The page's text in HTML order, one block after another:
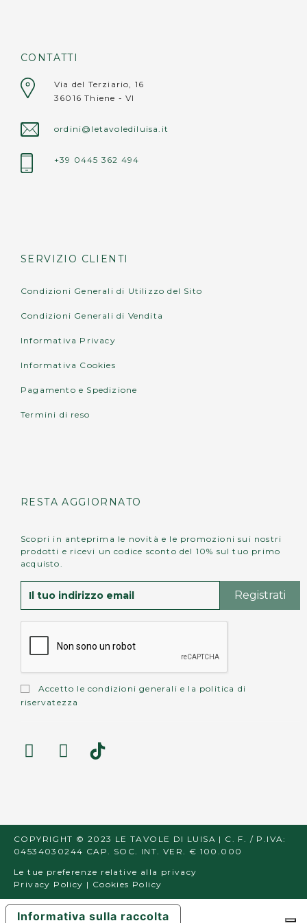
Avvertenze:
• non lavare in lavastoviglie;
• non appoggiare oggetti roventi (pentole,
superficie.
CONTATTI
Via del Terziario, 16
36016 Thiene - VI
ordini@letavolediluisa.it
+39 0445 362 494
SERVIZIO CLIENTI
Condizioni Generali di Utilizzo del Sito
Condizioni Generali di Vendita
Informativa Privacy
Informativa Cookies
Pagamento e Spedizione
Termini di reso
RESTA AGGIORNATO
Scopri in anteprima le novità e le promozioni sui nostri
prodotti e ricevi un codice sconto del 10% sul tuo primo
acquisto.
Accetto le condizioni generali e la politica di
riservatezza
COPYRIGHT © 2023 LE TAVOLE DI LUISA | C. F. / P.IVA:
04534030244 CAP. SOC. INT. VER. € 100.000
Le tue preferenze relative alla privacy
Privacy Policy | Cookies Policy
Informativa sulla raccolta